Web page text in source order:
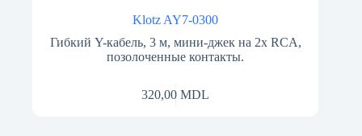
Klotz AY7-0300
Гибкий Y-кабель, 3 м, мини-джек на 2x RCA,
позолоченные контакты.
320,00MDL